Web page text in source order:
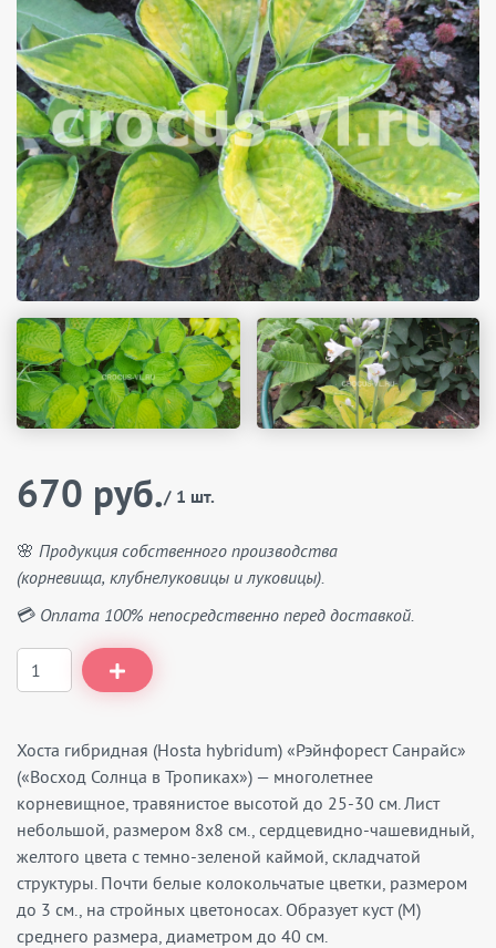
670 руб./ 1 шт.
🌸 Продукция собственного производства
(корневища, клубнелуковицы и луковицы).
💳 Оплата 100% непосредственно перед доставкой.
Хоста гибридная (Hosta hybridum) «Рэйнфорест Санрайс»
(«Восход Солнца в Тропиках») — многолетнее
корневищное, травянистое высотой до 25-30 см. Лист
небольшой, размером 8х8 см., сердцевидно-чашевидный,
желтого цвета с темно-зеленой каймой, складчатой
структуры. Почти белые колокольчатые цветки, размером
до 3 см., на стройных цветоносах. Образует куст (M)
среднего размера, диаметром до 40 см.